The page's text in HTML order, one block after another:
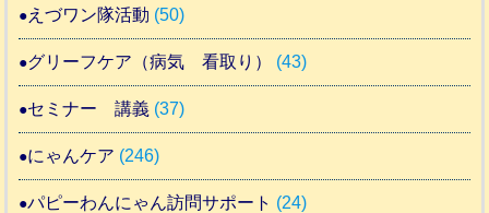
えづワン隊活動 (50)
グリーフケア（病気 看取り） (43)
セミナー 講義 (37)
にゃんケア (246)
パピーわんにゃん訪問サポート (24)